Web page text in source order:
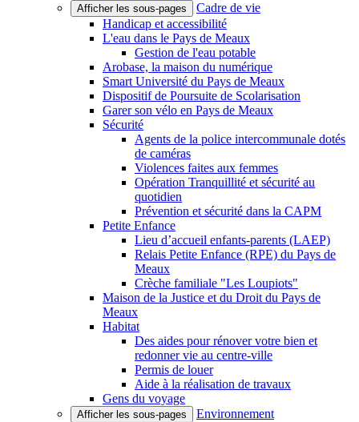
Afficher les sous-pages
Cadre de vie
Handicap et accessibilité
L'eau dans le Pays de Meaux
Gestion de l'eau potable
Arobase, la maison du numérique
Smart Université du Pays de Meaux
Dispositif de Poursuite de Scolarisation
Garer son vélo en Pays de Meaux
Sécurité
Agents de la police intercommunale dotés
de caméras
Violences faites aux femmes
Opération Tranquillité et sécurité au
quotidien
Prévention et sécurité dans la CAPM
Petite Enfance
Lieu d’accueil enfants-parents (LAEP)
Relais Petite Enfance (RPE) du Pays de
Meaux
Crèche familiale "Les Loupiots"
Maison de la Justice et du Droit du Pays de
Meaux
Habitat
Des aides pour rénover votre bien et
redonner vie au centre-ville
Permis de louer
Aide à la réalisation de travaux
Gens du voyage
Afficher les sous-pages
Environnement